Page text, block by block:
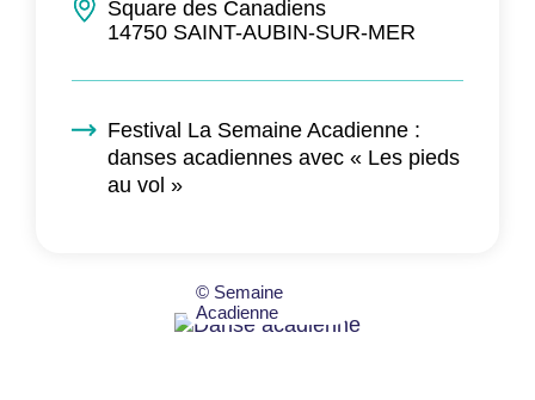
© Semaine
Acadienne
Square des Canadiens
14750 SAINT-AUBIN-SUR-MER
Festival La Semaine Acadienne :
danses acadiennes avec « Les pieds
au vol »